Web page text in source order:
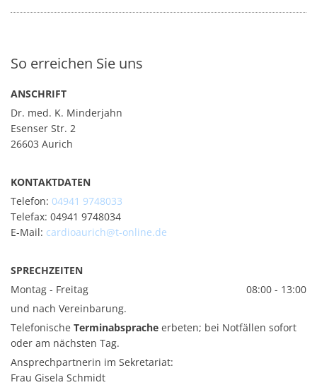
So erreichen Sie uns
ANSCHRIFT
Dr. med. K. Minderjahn
Esenser Str. 2
26603 Aurich
KONTAKTDATEN
Telefon: 04941 9748033
Telefax: 04941 9748034
E-Mail: cardioaurich@t-online.de
SPRECHZEITEN
Montag - Freitag
08:00 - 13:00
und nach Vereinbarung.
Telefonische Terminabsprache erbeten; bei Notfällen sofort
oder am nächsten Tag.
Ansprechpartnerin im Sekretariat:
Frau Gisela Schmidt